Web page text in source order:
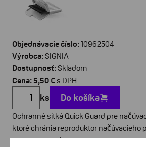
Objednávacie číslo:10962504
Výrobca:SIGNIA
Dostupnosť:Skladom
Cena: 5,50 €s DPH
ks Do košíka
Ochranné sitká Quick Guard pre
ktoré chránia reproduktor načúvacieho
mazom a prachom.